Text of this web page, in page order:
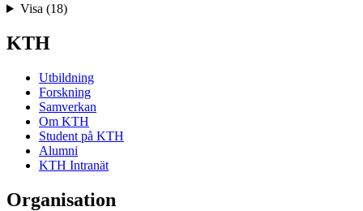
Visa (18)
KTH
Utbildning
Forskning
Samverkan
Om KTH
Student på KTH
Alumni
KTH Intranät
Organisation